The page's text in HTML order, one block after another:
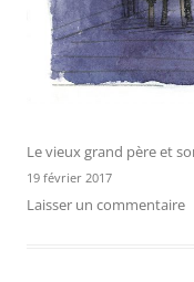
Le vieux grand père et
19 février 2017
Laisser un commentaire